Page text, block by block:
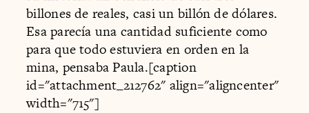
billones de reales, casi un billón de dólares.
Esa parecía una cantidad suficiente como
para que todo estuviera en orden en la
mina, pensaba Paula.[caption
id="attachment_212762" align="aligncenter"
width="715"]